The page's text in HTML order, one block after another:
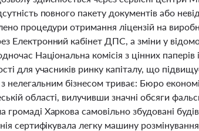
повного пакету документів або
процедури отримання ліцензій на
кабінет ДПС, а зміни у
Національна комісія з цінних
для учасників ринку капіталу, що
нелегальним бізнесом триває: Бюро
області, вилучивши значні обсяги
Харкова самовільно збудовані
сертифікувала легку машину